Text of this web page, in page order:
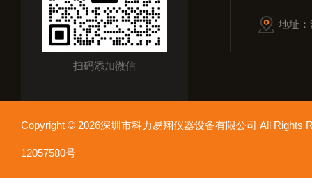
扫码添加微信
地址
Copyright © 2026深圳市科力易翔仪器设备有限公司 All
12057580号